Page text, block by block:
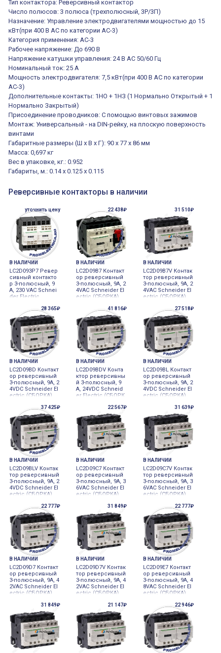
Тип контактора: Реверсивный контактор
Число полюсов: 3 полюса (трехполюсный, 3P/3П)
Назначение: Управление электродвигателями мощностью до 15
кВт(при 400 В AC по категории AC-3)
Категория применения: AC-3
Рабочее напряжение: До 690 В
Напряжение катушки управления: 24 В AC 50/60 Гц
Номинальный ток: 25 А
Мощность электродвигателя: 7,5 кВт(при 400 В AC по категории
AC-3)
Дополнительные контакты: 1НО + 1НЗ (1 Нормально Открытый + 1
Нормально Закрытый)
Присоединение проводников: С помощью винтовых зажимов
Монтаж: Универсальный - на DIN-рейку, на плоскую поверхность
винтами
Габаритные размеры (Ш x В x Г): 90 x 77 x 86 мм
Масса: 0,697 кг
Вес в упаковке, кг.: 0.952
Габариты, м.: 0.14 x 0.125 x 0.115
Реверсивные контакторы в наличии
уточнить цену
В НАЛИЧИИ
LC2D093P7 Ревер
сивный контакто
р 3-полюсный, 9
А, 230 VAC Schnei
der Electric
22 438₽
В НАЛИЧИИ
LC2D09B7 Контакт
ор реверсивный
3-полюсный, 9А, 2
4VAC Schneider El
ectric (СБОРКА)
31 510₽
В НАЛИЧИИ
LC2D09B7V Контак
тор реверсивный
3-полюсный, 9А, 2
4VAC Schneider El
ectric (СБОРКА)
28 365₽
В НАЛИЧИИ
LC2D09BD Контакт
ор реверсивный
3-полюсный, 9А, 2
4VDC Schneider El
ectric (СБОРКА)
41 816₽
В НАЛИЧИИ
LC2D09BDV Конта
ктор реверсивны
й 3-полюсный, 9
А, 24VDC Schneid
er Electric (СБОРК
27 518₽
В НАЛИЧИИ
LC2D09BL Контакт
ор реверсивный
3-полюсный, 9А, 2
4VDC Schneider El
ectric (СБОРКА)
37 425₽
В НАЛИЧИИ
LC2D09BLV Контак
тор реверсивный
3-полюсный, 9А, 2
4VDC Schneider El
ectric (СБОРКА)
22 567₽
В НАЛИЧИИ
LC2D09C7 Контакт
ор реверсивный
3-полюсный, 9А, 3
6VAC Schneider El
ectric (СБОРКА)
31 639₽
В НАЛИЧИИ
LC2D09C7V Контак
тор реверсивный
3-полюсный, 9А, 3
6VAC Schneider El
ectric (СБОРКА)
22 777₽
В НАЛИЧИИ
LC2D09D7 Контакт
ор реверсивный
3-полюсный, 9А, 4
2VAC Schneider El
ectric (СБОРКА)
31 849₽
В НАЛИЧИИ
LC2D09D7V Контак
тор реверсивный
3-полюсный, 9А, 4
2VAC Schneider El
ectric (СБОРКА)
22 777₽
В НАЛИЧИИ
LC2D09E7 Контакт
ор реверсивный
3-полюсный, 9А, 4
8VAC Schneider El
ectric (СБОРКА)
31 849₽ 21 147₽ 22 946₽